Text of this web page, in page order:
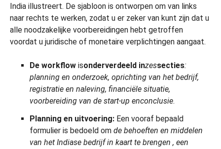
India illustreert. De sjabloon is ontworpen om van links
naar rechts te werken, zodat u er zeker van kunt zijn dat u
alle noodzakelijke voorbereidingen hebt getroffen
voordat u juridische of monetaire verplichtingen aangaat.
De workflow isonderverdeeld inzessecties:
planning en onderzoek, oprichting van het bedrijf,
registratie en naleving, financiële situatie,
voorbereiding van de start-up enconclusie.
Planning en uitvoering: Een vooraf bepaald
formulier is bedoeld om de behoeften en middelen
van het Indiase bedrijf in kaart te brengen , een